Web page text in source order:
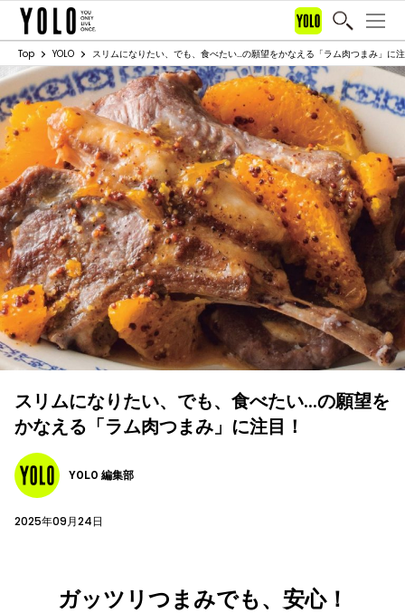
Top YOLO スリムになりたい、でも、食べたい…の願望をかなえる「ラム肉つまみ」に
スリムになりたい、でも、食べたい…の願望を
かなえる「ラム肉つまみ」に注目！
YOLO 編集部
2025年09月24日
ガッツリつまみでも、安心！